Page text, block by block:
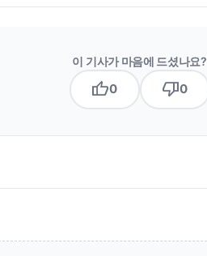
이 기사가 마음에 드셨나요?
thumb_up0 thumb_down0